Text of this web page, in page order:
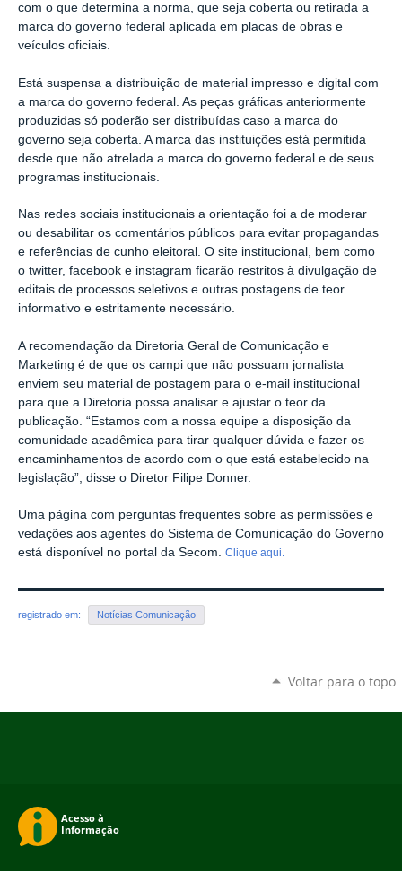
com o que determina a norma, que seja coberta ou retirada a
marca do governo federal aplicada em placas de obras e
veículos oficiais.
Está suspensa a distribuição de material impresso e digital com
a marca do governo federal. As peças gráficas anteriormente
produzidas só poderão ser distribuídas caso a marca do
governo seja coberta. A marca das instituições está permitida
desde que não atrelada a marca do governo federal e de seus
programas institucionais.
Nas redes sociais institucionais a orientação foi a de moderar
ou desabilitar os comentários públicos para evitar propagandas
e referências de cunho eleitoral. O site institucional, bem como
o twitter, facebook e instagram ficarão restritos à divulgação de
editais de processos seletivos e outras postagens de teor
informativo e estritamente necessário.
A recomendação da Diretoria Geral de Comunicação e
Marketing é de que os campi que não possuam jornalista
enviem seu material de postagem para o e-mail institucional
para que a Diretoria possa analisar e ajustar o teor da
publicação. “Estamos com a nossa equipe a disposição da
comunidade acadêmica para tirar qualquer dúvida e fazer os
encaminhamentos de acordo com o que está estabelecido na
legislação”, disse o Diretor Filipe Donner.
Uma página com perguntas frequentes sobre as permissões e
vedações aos agentes do Sistema de Comunicação do Governo
está disponível no portal da Secom. Clique aqui.
registrado em: Notícias Comunicação
Voltar para o topo